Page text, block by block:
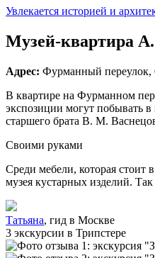
Увлекается историей и
Музей‑квартира
Адрес: Фурманный переулок,
В квартире на Фурманном
экспозиции могут побывать
старшего брата В. М.
Своими руками
Среди мебели, которая стоит
музея кустарных изделий.
Татьяна, гид в Москве
3 экскурсии в Трипстере